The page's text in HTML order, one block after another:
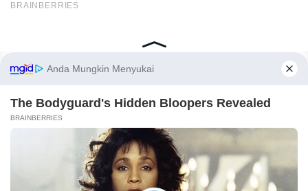
Indeks Redaksi Privacy Policy
Disclaimer
Pedoman Media Siber
Tentang Kami